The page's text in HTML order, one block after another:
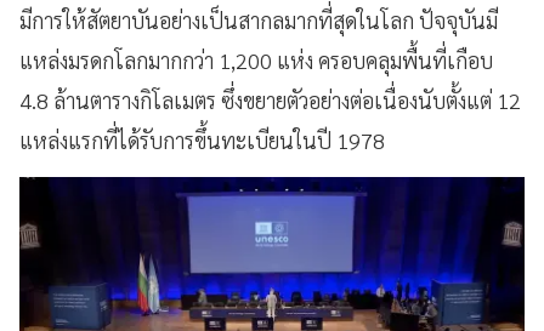
มีการให้สัตยาบันอย่างเป็นสากลมากที่สุดในโลก ปัจจุบันมี
แหล่งมรดกโลกมากกว่า 1,200 แห่ง ครอบคลุมพื้นที่เกือบ
4.8 ล้านตารางกิโลเมตร ซึ่งขยายตัวอย่างต่อเนื่องนับตั้งแต่ 12
แหล่งแรกที่ได้รับการขึ้นทะเบียนในปี 1978